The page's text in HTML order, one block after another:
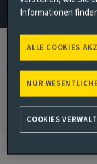
London,
BEI AVIVA
1995
IN DER BRANCHE
1995
Informationen
NUR
ALLE COOKIES
COOKIES